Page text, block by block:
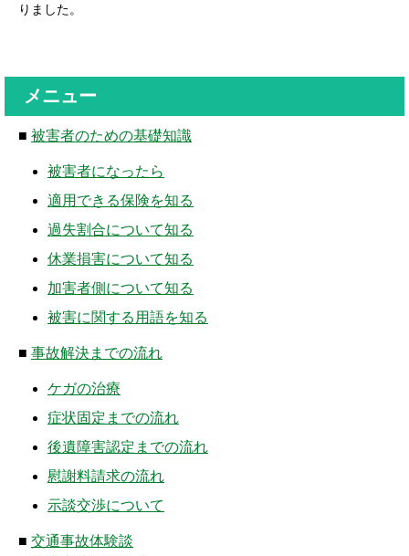
りました。
メニュー
■ 被害者のための基礎知識
被害者になったら
適用できる保険を知る
過失割合について知る
休業損害について知る
加害者側について知る
被害に関する用語を知る
■ 事故解決までの流れ
ケガの治療
症状固定までの流れ
後遺障害認定までの流れ
慰謝料請求の流れ
示談交渉について
■ 交通事故体験談